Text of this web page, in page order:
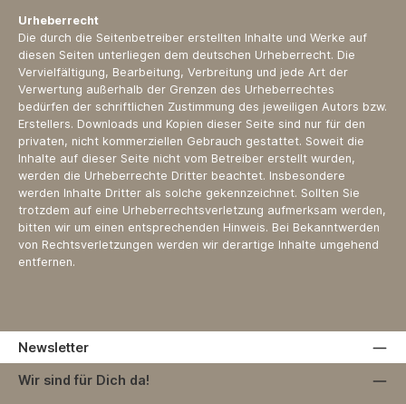
Urheberrecht
Die durch die Seitenbetreiber erstellten Inhalte und Werke auf
diesen Seiten unterliegen dem deutschen Urheberrecht. Die
Vervielfältigung, Bearbeitung, Verbreitung und jede Art der
Verwertung außerhalb der Grenzen des Urheberrechtes
bedürfen der schriftlichen Zustimmung des jeweiligen Autors bzw.
Erstellers. Downloads und Kopien dieser Seite sind nur für den
privaten, nicht kommerziellen Gebrauch gestattet. Soweit die
Inhalte auf dieser Seite nicht vom Betreiber erstellt wurden,
werden die Urheberrechte Dritter beachtet. Insbesondere
werden Inhalte Dritter als solche gekennzeichnet. Sollten Sie
trotzdem auf eine Urheberrechtsverletzung aufmerksam werden,
bitten wir um einen entsprechenden Hinweis. Bei Bekanntwerden
von Rechtsverletzungen werden wir derartige Inhalte umgehend
entfernen.
Newsletter
Wir sind für Dich da!